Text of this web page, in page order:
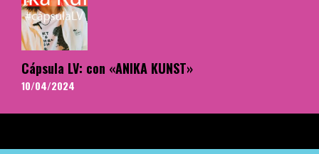
Cápsula LV: con «ANIKA KUNST»
10/04/2024